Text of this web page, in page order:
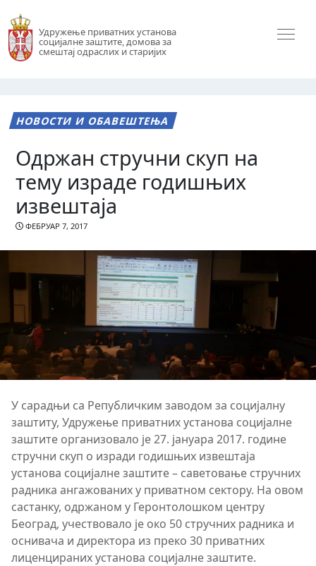
Удружење приватних установа
социјалне заштите, домова за
смештај одраслих и старијих
НОВОСТИ И ОБАВЕШТЕЊА
Одржан стручни скуп на
тему израде годишњих
извештаја
ФЕБРУАР 7, 2017
У сарадњи са Републичким заводом за социјалну
заштиту, Удружење приватних установа социјалне
заштите организовало је 27. јануара 2017. године
стручни скуп о изради годишњих извештаја
установа социјалне заштите – саветовање стручних
радника ангажованих у приватном сектору. На овом
састанку, одржаном у Геронтолошком центру
Београд, учествовало је око 50 стручних радника и
оснивача и директора из преко 30 приватних
лиценцираних установа социјалне заштите.